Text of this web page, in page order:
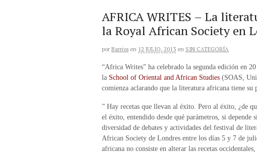
AFRICA WRITES – La
la Royal African Society en
por Barrios en 12 JULIO, 2013 en SIN CATEGORÍA
“Africa Writes” ha celebrado la segunda edición en
la School of Oriental and African Studies (SOAS,
comienza aclarando que la literatura africana tiene su
” Hay recetas que llevan al éxito. Pero al éxito, ¿de
el éxito, entendido desde qué parámetros, si
diversidad de debates y actividades del festival de
African Society de Londres entre los días 5 y 7 de
africana no consiste en alterar las recetas